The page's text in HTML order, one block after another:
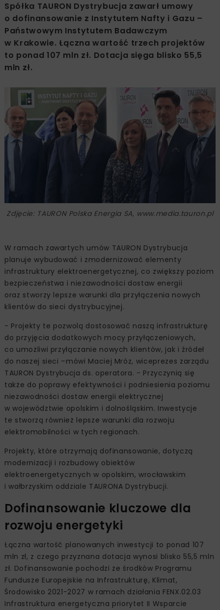
Spółka TAURON Dystrybucja zawarł umowy
o dofinansowanie z Instytutem Nafty i Gazu –
Państwowym Instytutem Badawczym
w Krakowie. Łączna wartość trzech projektów
to ponad 107 mln zł. Dotacja sięga blisko 55,5
mln zł.
Zdjęcie: TAURON Polska Energia SA, www.media.tauron.pl
W ramach zawartych umów TAURON Dystrybucja
planuje wybudować i zmodernizować elementy
infrastruktury elektroenergetycznej, co zwiększy poziom
bezpieczeństwa i niezawodności dostaw energii
oraz stworzy lepsze warunki dla przyłączenia nowych
klientów do sieci dystrybucyjnej.
- Projekty te pozwolą dostosować naszą infrastrukturę
do przyjęcia dodatkowych mocy przyłączeniowych,
co umożliwi przyłączanie nowych klientów, jak i źródeł
do naszej sieci –mówi Maciej Mróz, wiceprezes zarządu
TAURON Dystrybucja ds. operatora. - Przyczynią się
także do poprawy efektywności i podniesienia poziomu
niezawodności dostaw energii elektrycznej
w województwie opolskim i dolnośląskim. Inwestycje
te stworzą również lepsze warunki dla rozwoju
elektromobilności w tych regionach.
Projekty, które otrzymają dofinansowanie, dotyczą
modernizacji i rozbudowy obiektów
elektroenergetycznych w opolskim, wrocławskim
i wałbrzyskim oddziale TAURONA Dystrybucji.
Dofinansowanie kluczowe dla
rozwoju energetyki
Łączna wartość planowanych inwestycji to ponad 107
mln zł, z czego przyznana dotacja wynosi blisko 55,5 mln
zł. Dofinansowanie pochodzi ze środków Programu
Fundusze Europejskie na Infrastrukturę, Klimat,
Środowisko 2021-2027 w ramach działania FENX.02.03
Infrastruktura energetyczna priorytet II Wsparcie